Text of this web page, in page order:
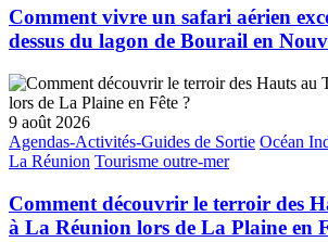
Comment vivre un safari aérien
dessus du lagon de Bourail en
9 août 2026
Agendas-Activités-Guides de Sortie Océan
La Réunion Tourisme outre-mer
Comment découvrir le terroir des
à La Réunion lors de La Plaine en